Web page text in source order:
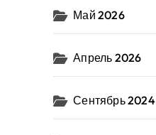
Май 2026
Апрель 2026
Сентябрь 2024